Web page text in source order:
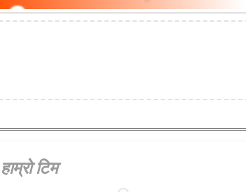
हाम्राे टिम